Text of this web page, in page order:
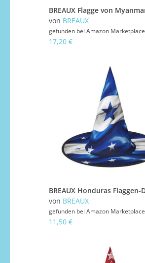
von BREAUX
gefunden bei Amazon Marketplace
17,20 €
von BREAUX
gefunden bei Amazon Marketplace
11,50 €